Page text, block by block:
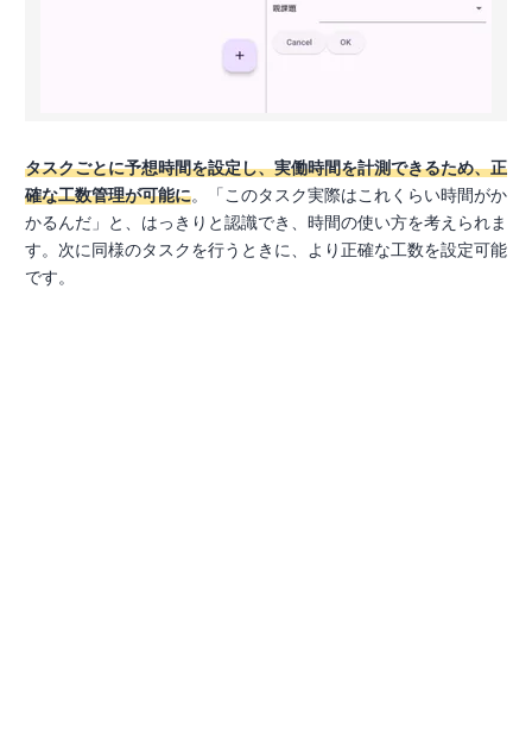
タスクごとに予想時間を設定し、実働時間を計測できるため、正
確な工数管理が可能に。「このタスク実際はこれくらい時間がか
かるんだ」と、はっきりと認識でき、時間の使い方を考えられま
す。次に同様のタスクを行うときに、より正確な工数を設定可能
です。